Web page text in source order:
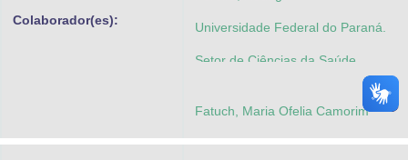
Colaborador(es): Universidade Federal do Paraná.
Setor de Ciências da Saúde.
Programa de Pós-Graduação em
Fatuch, Maria Ofelia Camorim